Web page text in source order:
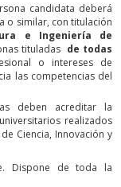
candidata deberá
o similar, con titulación
e Ingeniería de
tituladas de todas
o intereses de
las competencias del
deben acreditar la
realizados
Ciencia, Innovación y
Dispone de toda la